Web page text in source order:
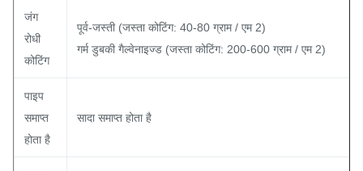
जंग
रोधी
कोटिंग
पूर्व-जस्ती (जस्ता कोटिंग: 40-80 ग्राम / एम 2)
गर्म डुबकी गैल्वेनाइज्ड (जस्ता कोटिंग: 200-600 ग्राम / एम 2)
पाइप
समाप्त
होता है
सादा समाप्त होता है